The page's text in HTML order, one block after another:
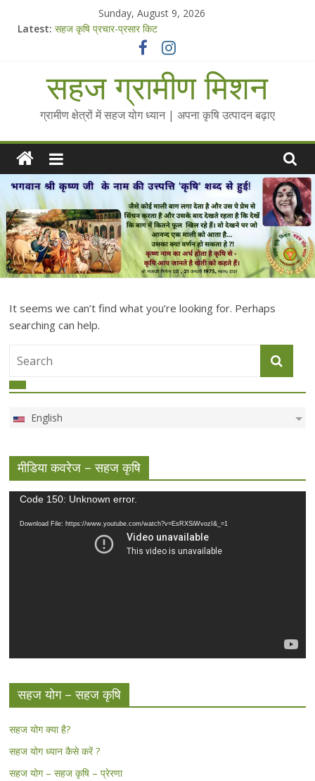
Sunday, August 9, 2026
Latest: सहज कृषि प्रचार-प्रसार किट
Standee Designs @ 2025 for Sahaj Krishi Promotions
Chalo Gaon Ki Or Abhiyaan - 2025-26
Collected Talks on Vibrated Water
सहज ग्रामीण मिशन
ग्रामीण क्षेत्रों में सहज योग ध्यान | अपना कृषि उत्पादन बढ़ाए
It seems we can’t find what you’re looking for. Perhaps
searching can help.
English
मीडिया कवरेज – सहज कृषि
Video
Code 150: Unknown error.
Download File: https://www.youtube.com/watch?v=EsRXSiWvozI&_=1
सहज योग – सहज कृषि
सहज योग क्या है?
सहज योग ध्यान कैसे करें ?
सहज योग – सहज कृषि – प्रेरणा